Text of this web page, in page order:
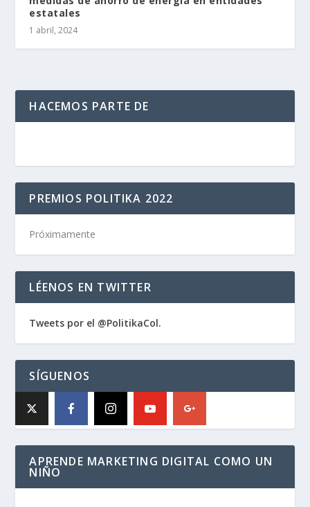
estatales
1 abril, 2024
HACEMOS PARTE DE
PREMIOS POLITIKA 2022
Próximamente
LÉENOS EN TWITTER
Tweets por el @PolitikaCol.
SÍGUENOS
APRENDE MARKETING DIGITAL COMO UN
NIÑO